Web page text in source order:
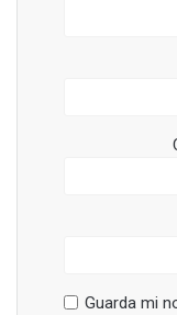
Guarda mi